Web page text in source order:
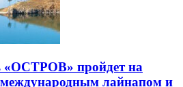
«ОСТРОВ» пройдет на
международным лайнапом и